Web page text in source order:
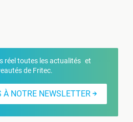
réel toutes les actualités et
de Fritec.
À NOTRE NEWSLETTER